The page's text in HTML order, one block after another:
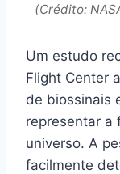
(Crédito:
Um estudo
Flight Center
de biossinais
representar a
universo. A
facilmente